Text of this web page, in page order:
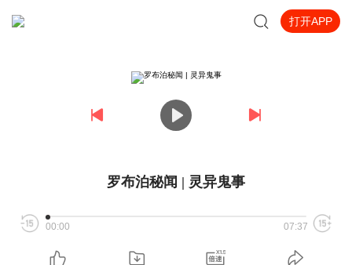
打开APP
罗布泊秘闻 | 灵异鬼事
00:00 07:37